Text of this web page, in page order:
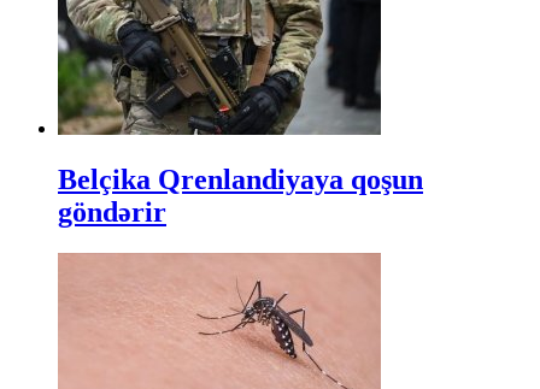
Belçika Qrenlandiyaya qoşun
göndərir